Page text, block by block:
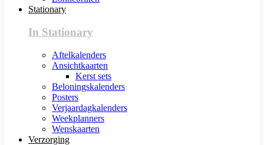
Stationary
In Stationary
Aftelkalenders
Ansichtkaarten
Kerst sets
Beloningskalenders
Posters
Verjaardagkalenders
Weekplanners
Wenskaarten
Verzorging